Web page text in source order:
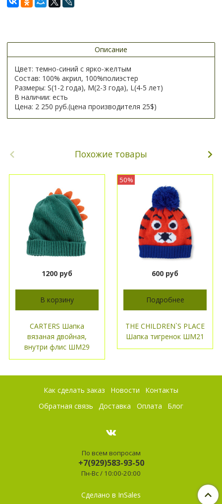
Описание
Цвет: темно-синий с ярко-желтым
Состав: 100% акрил, 100%полиэстер
Размеры: S(1-2 года), М(2-3 года), L(4-5 лет)
В наличии: есть
Цена: 2 250 руб.(цена производителя 25$)
Похожие товары
1200 руб
В корзину
CARTERS Шапка
вязаная двойная,
внутри флис ШМ29
50%
600 руб
Подробнее
THE CHILDREN`S PLACE
Шапка тигренок ШМ21
Как сделать заказ Новости
Контакты
Обратная связь
Доставка Оплата Блог
По всем вопросам
+7(929)583-93-50
Пн-Вс / 10:00-20:00
Сделано в InSales